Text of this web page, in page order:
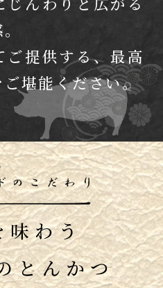
ご提供する、最高
堪能ください。